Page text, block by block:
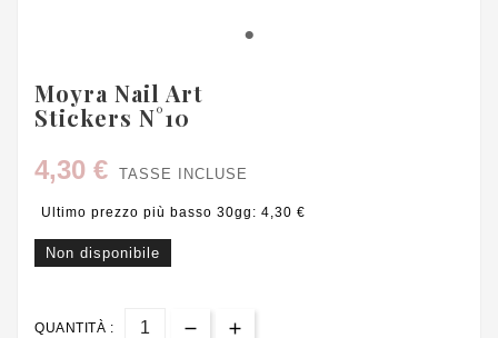
Moyra Nail Art
Stickers N°10
4,30 €
TASSE INCLUSE
Ultimo prezzo più basso 30gg: 4,30 €
Non disponibile
QUANTITÀ :